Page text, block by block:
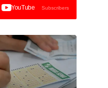
YouTube Subscribers